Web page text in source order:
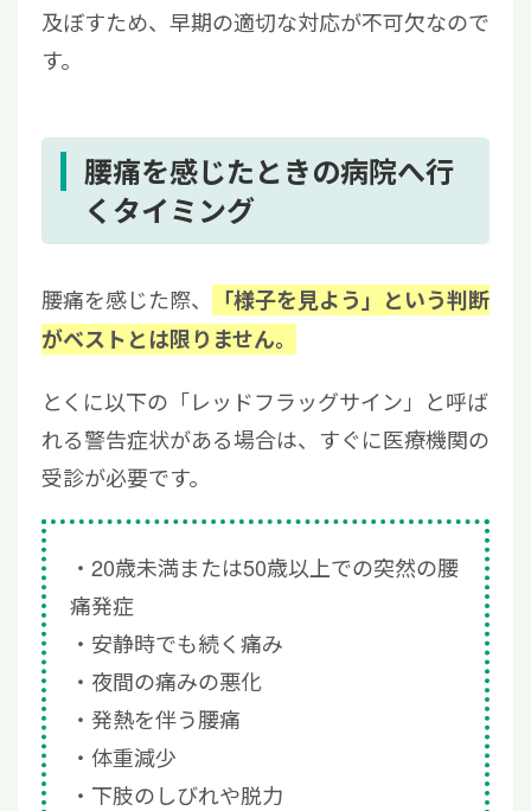
及ぼすため、早期の適切な対応が不可欠なので
す。
腰痛を感じたときの病院へ行
くタイミング
腰痛を感じた際、
「様子を見よう」という判断
がベストとは限りません。
とくに以下の「レッドフラッグサイン」と呼ば
れる警告症状がある場合は、すぐに医療機関の
受診が必要です。
20歳未満または50歳以上での突然の腰
痛発症
安静時でも続く痛み
夜間の痛みの悪化
発熱を伴う腰痛
体重減少
下肢のしびれや脱力